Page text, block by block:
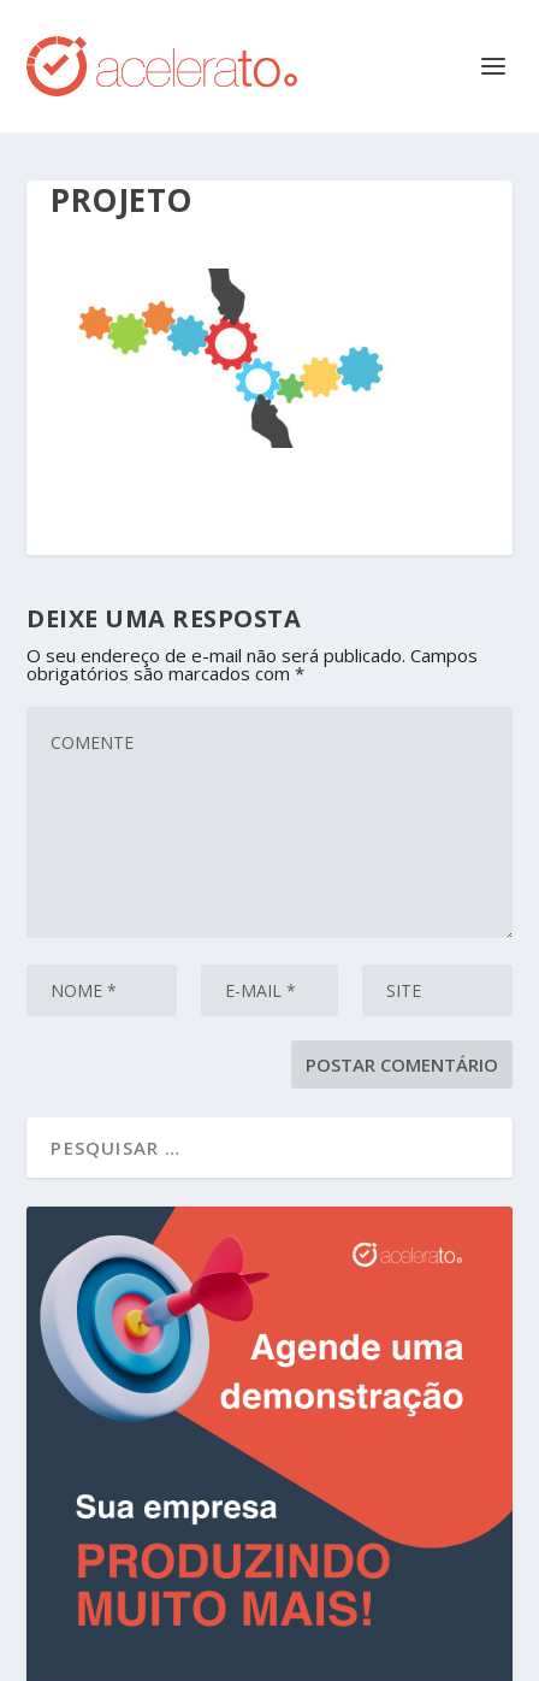
PROJETO
DEIXE UMA RESPOSTA
O seu endereço de e-mail não será publicado. Campos
obrigatórios são marcados com*